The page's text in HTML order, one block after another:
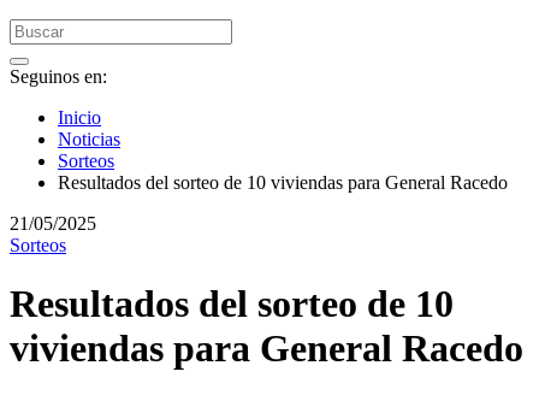
Seguinos en:
Inicio
Noticias
Sorteos
Resultados del sorteo de 10 viviendas para General Racedo
21/05/2025
Sorteos
Resultados del sorteo de 10
viviendas para General Racedo